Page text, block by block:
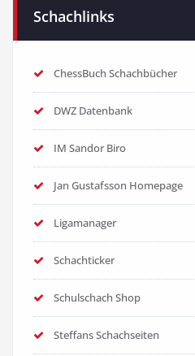
Schachlinks
ChessBuch Schachbücher
DWZ Datenbank
IM Sandor Biro
Jan Gustafsson Homepage
Ligamanager
Schachticker
Schulschach Shop
Steffans Schachseiten